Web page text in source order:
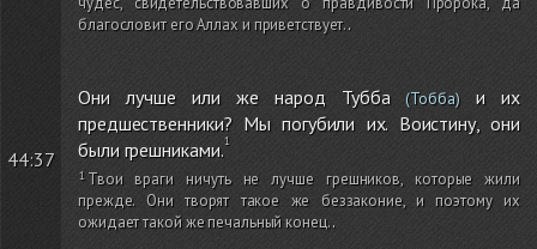
благословит его Аллах и приветствует..
44:37
Они лучше или же народ Тубба(Тобба)и их
предшественники? Мы погубили их. Воистину, они
были грешниками.
Твои враги ничуть не лучше грешников, которые жили
прежде. Они творят такое же беззаконие, и поэтому их
ожидает такой же печальный конец..